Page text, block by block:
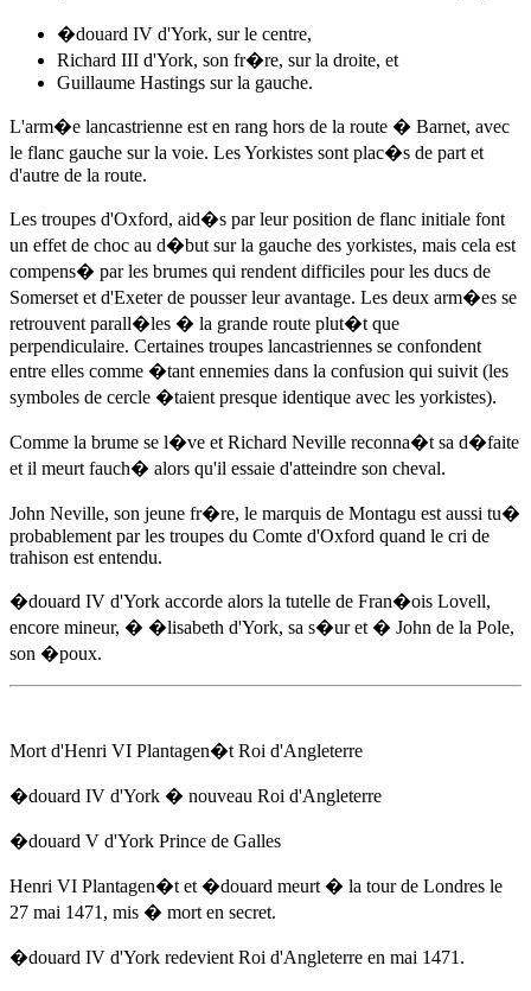
�douard IV d'York, sur le centre,
Richard III d'York, son fr�re, sur la droite, et
Guillaume Hastings sur la gauche.
L'arm�e lancastrienne est en rang hors de la route � Barnet, avec
le flanc gauche sur la voie. Les Yorkistes sont plac�s de part et
d'autre de la route.
Les troupes d'Oxford, aid�s par leur position de flanc initiale font
un effet de choc au d�but sur la gauche des yorkistes, mais cela est
compens� par les brumes qui rendent difficiles pour les ducs de
Somerset et d'Exeter de pousser leur avantage. Les deux arm�es se
retrouvent parall�les � la grande route plut�t que
perpendiculaire. Certaines troupes lancastriennes se confondent
entre elles comme �tant ennemies dans la confusion qui suivit (les
symboles de cercle �taient presque identique avec les yorkistes).
Comme la brume se l�ve et Richard Neville reconna�t sa d�faite
et il meurt fauch� alors qu'il essaie d'atteindre son cheval.
John Neville, son jeune fr�re, le marquis de Montagu est aussi tu�
probablement par les troupes du Comte d'Oxford quand le cri de
trahison est entendu.
�douard IV d'York accorde alors la tutelle de Fran�ois Lovell,
encore mineur, � �lisabeth d'York, sa s�ur et � John de la Pole,
son �poux.
Mort d'Henri VI Plantagen�t Roi d'Angleterre
�douard IV d'York � nouveau Roi d'Angleterre
�douard V d'York Prince de Galles
Henri VI Plantagen�t et �douard meurt � la tour de Londres le
27 mai 1471 , mis � mort en secret.
�douard IV d'York redevient Roi d'Angleterre en mai 1471 .